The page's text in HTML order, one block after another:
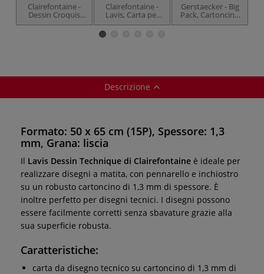
Clairefontaine -
Dessin Croquis
Blanc, carta da
Clairefontaine -
Lavis, Carta per
disegno tecnica
Gerstaecker - Big
Pack, Cartoncino
da disegno XXL
Descrizione
Formato: 50 x 65 cm (15P), Spessore: 1,3
mm, Grana: liscia
Il Lavis Dessin Technique di Clairefontaine è ideale per
realizzare disegni a matita, con pennarello e inchiostro
su un robusto cartoncino di 1,3 mm di spessore. È
inoltre perfetto per disegni tecnici. I disegni possono
essere facilmente corretti senza sbavature grazie alla
sua superficie robusta.
Caratteristiche:
carta da disegno tecnico su cartoncino di 1,3 mm di